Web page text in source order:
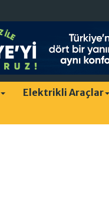
Elektrikli Araçlar